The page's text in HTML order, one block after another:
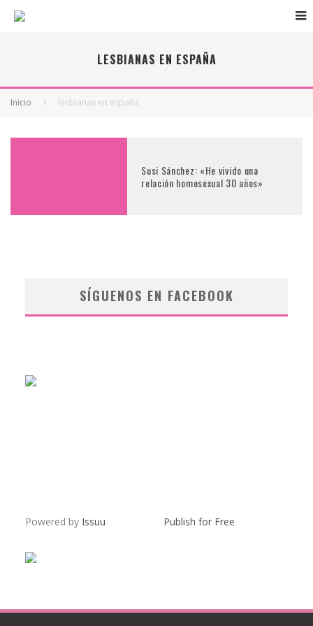
LESBIANAS EN ESPAÑA
Inicio lesbianas en españa
Susi Sánchez: «He vivido una
relación homosexual 30 años»
SÍGUENOS EN FACEBOOK
Powered by Issuu Publish for Free